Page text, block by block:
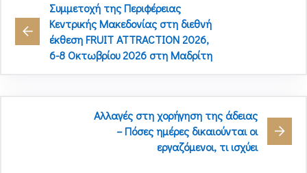
Συμμετοχή της Περιφέρειας
Κεντρικής Μακεδονίας στη διεθνή
έκθεση FRUIT ATTRACTION 2026,
6-8 Οκτωβρίου 2026 στη Μαδρίτη
Αλλαγές στη χορήγηση της άδειας
– Πόσες ημέρες δικαιούνται οι
εργαζόμενοι, τι ισχύει